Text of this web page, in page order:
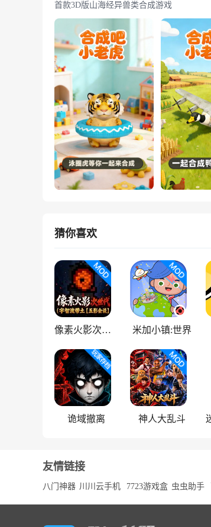
首款3D版山海经异兽类合成游戏
猜你喜欢
像素火影次世代 米加小镇:世界
诡域撤离 神人大乱斗
友情链接
八门神器 川川云手机 7723游戏盒 虫虫助手